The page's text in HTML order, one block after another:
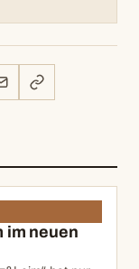
LINK
KOPIEREN
im neuen